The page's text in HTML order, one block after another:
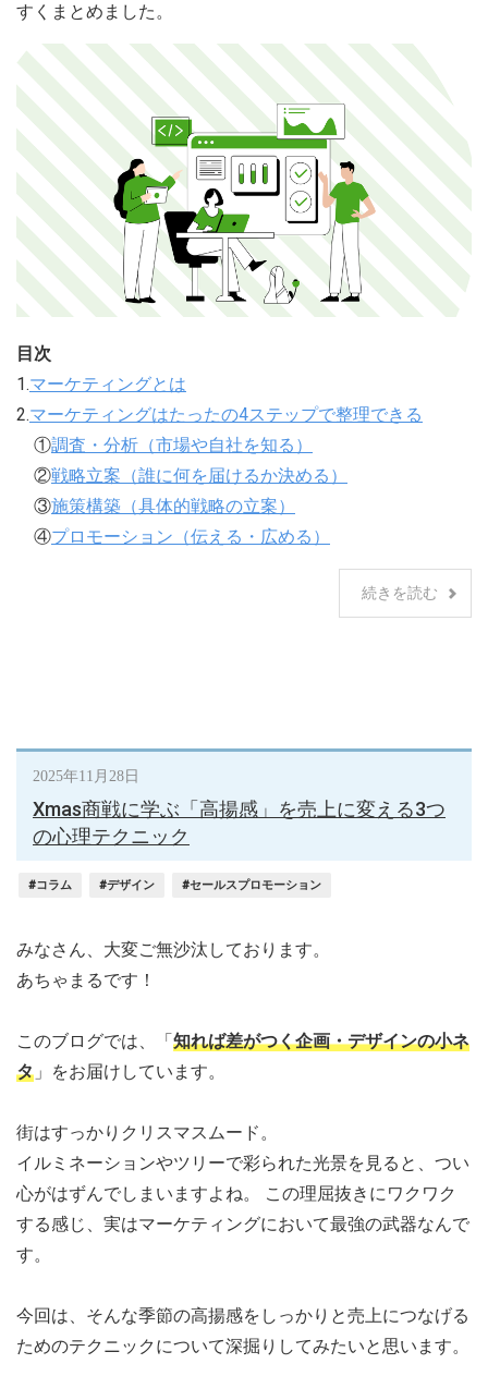
すくまとめました。
目次
1.マーケティングとは
2.マーケティングはたったの4ステップで整理できる
①調査・分析（市場や自社を知る）
②戦略立案（誰に何を届けるか決める）
③施策構築（具体的戦略の立案）
④プロモーション（伝える・広める）
続きを読む
2025年11月28日
Xmas商戦に学ぶ「高揚感」を売上に変える3つ
の心理テクニック
#コラム #デザイン #セールスプロモーション
みなさん、大変ご無沙汰しております。
あちゃまるです！
このブログでは、「知れば差がつく企画・デザインの小ネ
タ 」をお届けしています。
街はすっかりクリスマスムード。
イルミネーションやツリーで彩られた光景を見ると、つい
心がはずんでしまいますよね。 この理屈抜きにワクワク
する感じ、実はマーケティングにおいて最強の武器なんで
す。
今回は、そんな季節の高揚感をしっかりと売上につなげる
ためのテクニック について深掘りしてみたいと思います。